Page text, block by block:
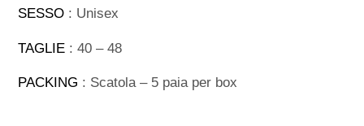
SESSO : Unisex
TAGLIE : 40 – 48
PACKING : Scatola – 5 paia per box